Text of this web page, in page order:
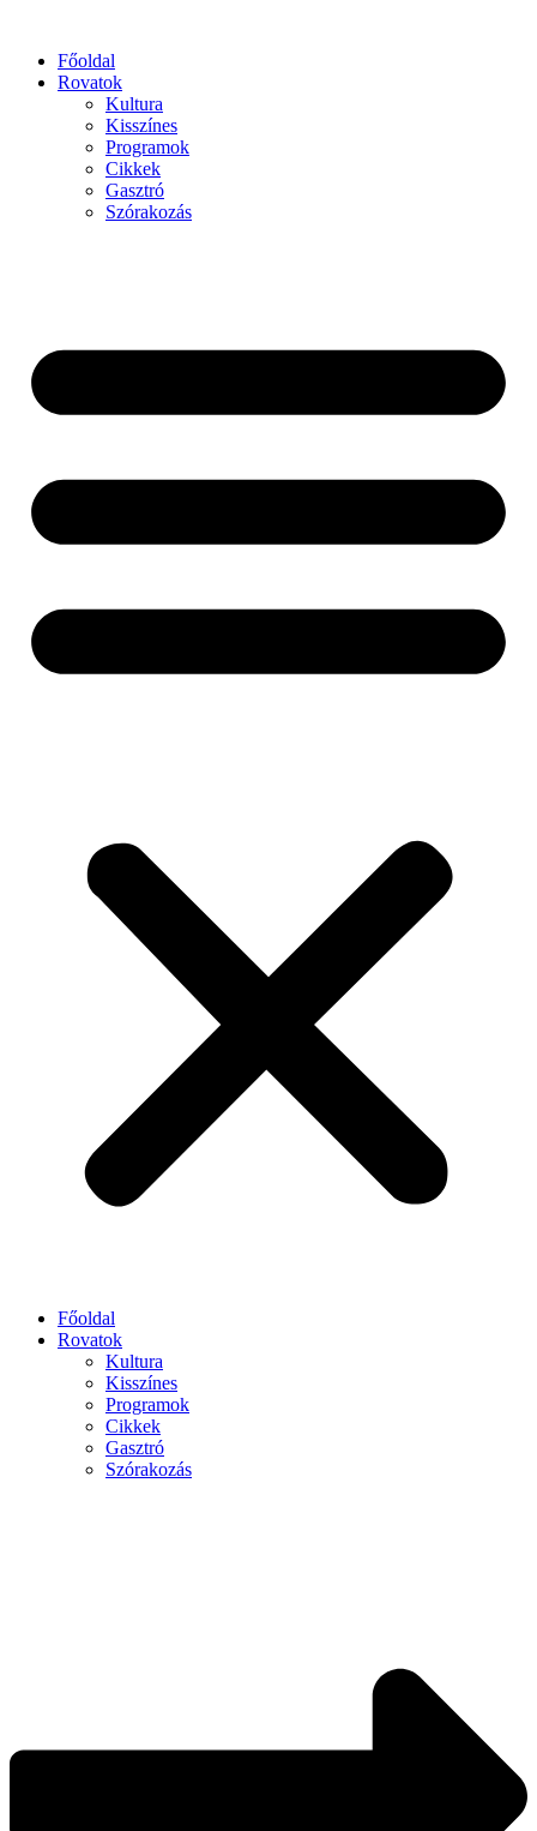
Főoldal
Rovatok
Kultura
Kisszínes
Programok
Cikkek
Gasztró
Szórakozás
Főoldal
Rovatok
Kultura
Kisszínes
Programok
Cikkek
Gasztró
Szórakozás